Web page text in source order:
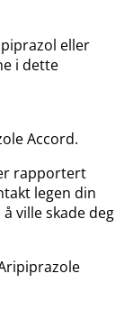
eller
i dette
Accord.
rapportert
legen din
ville skade deg